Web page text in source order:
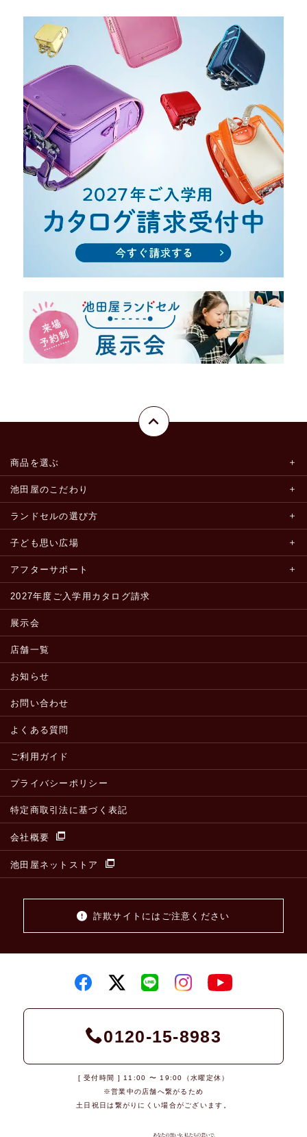
商品を選ぶ
池田屋のこだわり
ランドセルの選び方
子ども思い広場
アフターサポート
2027年度ご入学用カタログ請求
展示会
店舗一覧
お知らせ
お問い合わせ
よくある質問
ご利用ガイド
プライバシーポリシー
特定商取引法に基づく表記
会社概要
池田屋ネットストア
詐欺サイトにはご注意ください
0120-15-8983
[ 受付時間 ] 11:00 〜 19:00（水曜定休）
※営業中の店舗へ繋がるため
土日祝日は繋がりにくい場合がございます。